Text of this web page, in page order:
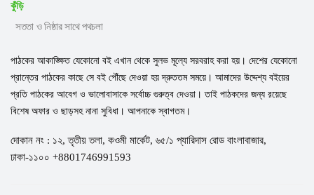
কুঁড়ি
সততা ও নিষ্ঠার সাথে পথচলা
পাঠকের আকাঙ্ক্ষিত যেকোনো বই এখান থেকে সুলভ মূল্যে সরবরাহ করা হয়। দেশের যেকোনো
প্রান্তের পাঠকের কাছে সে বই পৌঁছে দেওয়া হয় দ্রুততম সময়ে। আমাদের উদ্দেশ্য বইয়ের
প্রতি পাঠকের আবেগ ও ভালোবাসাকে সর্বোচ্চ গুরুত্ব দেওয়া। তাই পাঠকদের জন্য রয়েছে
বিশেষ অফার ও ছাড়সহ নানা সুবিধা। আপনাকে স্বাগতম।
দোকান নং : ১২, তৃতীয় তলা, কওমী মার্কেট, ৬৫/১ প্যারিদাস রোড বাংলাবাজার,
ঢাকা-১১০০ +8801746991593